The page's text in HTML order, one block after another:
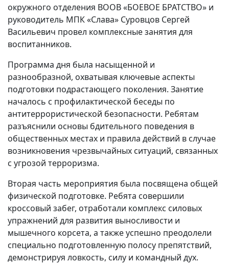
окружного отделения ВООВ «БОЕВОЕ БРАТСТВО» и
руководитель МПК «Слава» Суровцов Сергей
Васильевич провел комплексные занятия для
воспитанников.
Программа дня была насыщенной и
разнообразной, охватывая ключевые аспекты
подготовки подрастающего поколения. Занятие
началось с профилактической беседы по
антитеррористической безопасности. Ребятам
разъяснили основы бдительного поведения в
общественных местах и правила действий в случае
возникновения чрезвычайных ситуаций, связанных
с угрозой терроризма.
Вторая часть мероприятия была посвящена общей
физической подготовке. Ребята совершили
кроссовый забег, отработали комплекс силовых
упражнений для развития выносливости и
мышечного корсета, а также успешно преодолели
специально подготовленную полосу препятствий,
демонстрируя ловкость, силу и командный дух.